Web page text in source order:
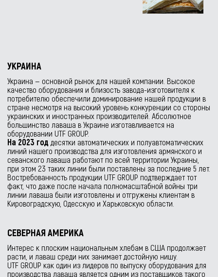
УКРАИНА
Украина — основной рынок для нашей компании. Высокое
качество оборудования и близость завода-изготовителя к
потребителю обеспечили доминирование нашей продукции в
стране несмотря на высокий уровень конкуренции со стороны
украинских и иностранных производителей. Абсолютное
большинство лаваша в Украине изготавливается на
оборудовании UTF GROUP.
На 2023 год десятки автоматических и полуавтоматических
линий нашего производства для изготовления армянского и
севанского лаваша работают по всей территории Украины,
при этом 23 таких линии были поставлены за последние 5 лет.
Востребованность продукции UTF GROUP подтверждает тот
факт, что даже после начала полномасштабной войны три
линии лаваша были изготовлены и отгружены клиентам в
Кировоградскую, Одесскую и Харьковскую области.
СЕВЕРНАЯ АМЕРИКА
Интерес к плоским национальным хлебам в США продолжает
расти, и лаваш среди них занимает достойную нишу.
UTF GROUP как один из лидеров по выпуску оборудования для
производства лаваша является одним из поставщиков такого